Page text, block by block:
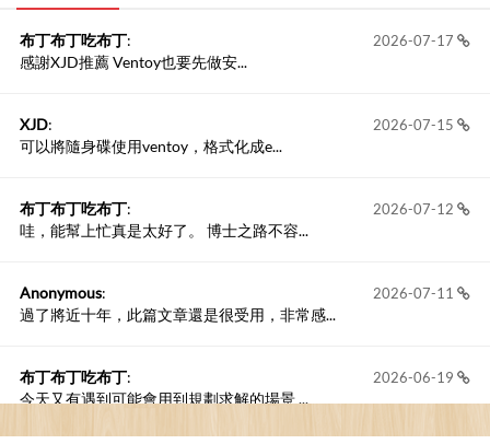
2026-07-17
布丁布丁吃布丁:
感謝XJD推薦 Ventoy也要先做安...
2026-07-15
XJD:
可以將隨身碟使用ventoy，格式化成e...
2026-07-12
布丁布丁吃布丁:
哇，能幫上忙真是太好了。 博士之路不容...
2026-07-11
Anonymous:
過了將近十年，此篇文章還是很受用，非常感...
2026-06-19
布丁布丁吃布丁:
今天又有遇到可能會用到規劃求解的場景 ...